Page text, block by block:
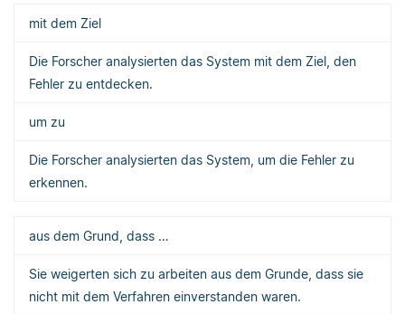
mit dem Ziel
Die Forscher analysierten das System mit dem Ziel, den
Fehler zu entdecken.
um zu
Die Forscher analysierten das System, um die Fehler zu
erkennen.
aus dem Grund, dass …
Sie weigerten sich zu arbeiten aus dem Grunde, dass sie
nicht mit dem Verfahren einverstanden waren.